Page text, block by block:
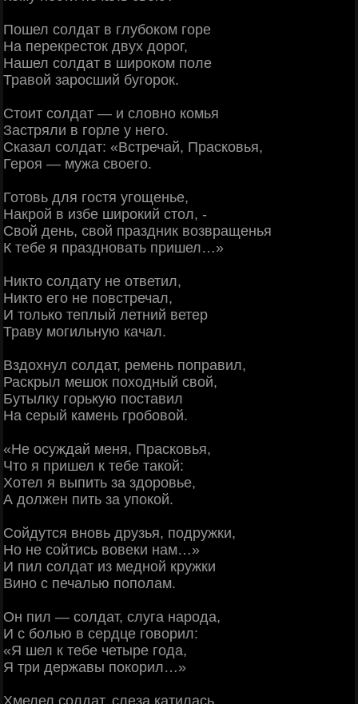
Пошел солдат в глубоком горе
На перекресток двух дорог,
Нашел солдат в широком поле
Травой заросший бугорок.
Стоит солдат — и словно комья
Застряли в горле у него.
Сказал солдат: «Встречай, Прасковья,
Героя — мужа своего.
Готовь для гостя угощенье,
Накрой в избе широкий стол, -
Свой день, свой праздник возвращенья
К тебе я праздновать пришел…»
Никто солдату не ответил,
Никто его не повстречал,
И только теплый летний ветер
Траву могильную качал.
Вздохнул солдат, ремень поправил,
Раскрыл мешок походный свой,
Бутылку горькую поставил
На серый камень гробовой.
«Не осуждай меня, Прасковья,
Что я пришел к тебе такой:
Хотел я выпить за здоровье,
А должен пить за упокой.
Сойдутся вновь друзья, подружки,
Но не сойтись вовеки нам…»
И пил солдат из медной кружки
Вино с печалью пополам.
Он пил — солдат, слуга народа,
И с болью в сердце говорил:
«Я шел к тебе четыре года,
Я три державы покорил…»